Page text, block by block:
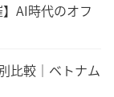
AI時代のオフ
比較｜ベトナム